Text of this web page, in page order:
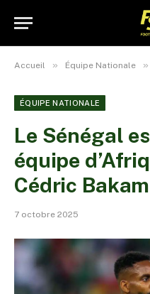
Accueil » Équipe Nationale »
ÉQUIPE NATIONALE
Le Sénégal
équipe
Cédric
7 octobre 2025